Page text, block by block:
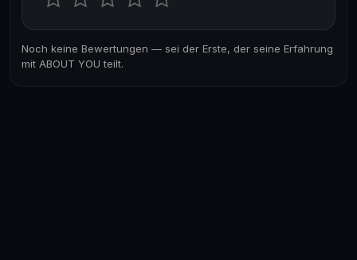
Noch keine Bewertungen — sei der Erste, der seine Erfahrung
mit ABOUT YOU teilt.